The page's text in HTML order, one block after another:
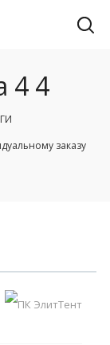
4 4
заказу